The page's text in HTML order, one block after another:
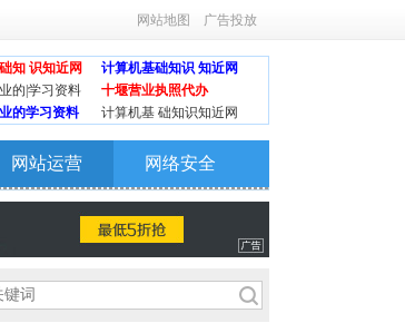
网站地图 广告投放
知 识知近网
计算机基础知识 知近网
的|学习资料
十堰营业执照代办
的学习资料
计算机基 础知识知近网
网站运营 网络安全